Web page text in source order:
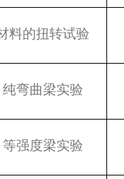
料的扭转试验
纯弯曲梁实验
等强度梁实验